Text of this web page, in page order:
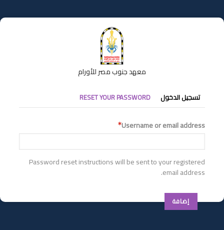
إلى
المحتوى
معهد جنوب مصر للأورام
التبويبات
الأساسية
تسجيل الدخول RESET YOUR PASSWORD
Username or email address
Password reset instructions will be sent to your registered
email address.